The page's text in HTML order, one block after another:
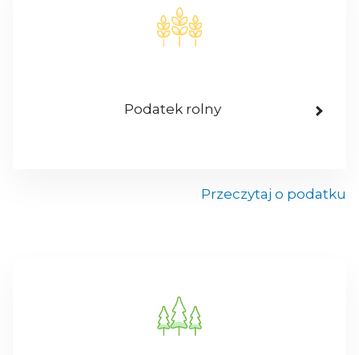
Podatek rolny
Przeczytaj o podatku